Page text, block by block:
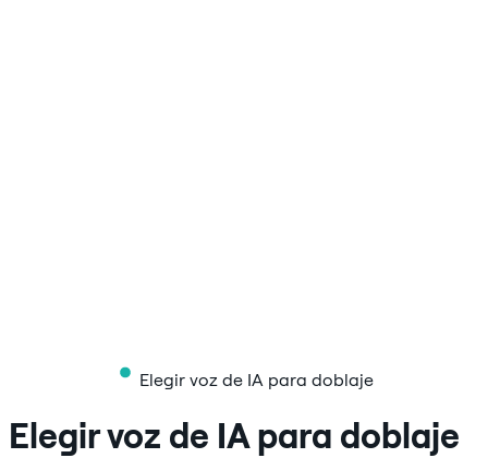
Elegir voz de IA para doblaje
Elegir voz de IA para doblaje